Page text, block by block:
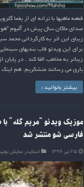
قطعه ماهیها با ترانه ای از یغما
صدای ماکان سال پیش در آلبوم
زیبای این اثر به کارگردانی
برای این ویدئو قاب بندیهای
زیباتر به مخاطب القا کند . در
یاری می رسانند متشکریم. هم
بیشتر بخوانید »
موزیک ویدئو “مریم گله”
فارسی شو منتشر شد
۲۵ تیر ۱۳۹۶ اسلایدر,نمایش,